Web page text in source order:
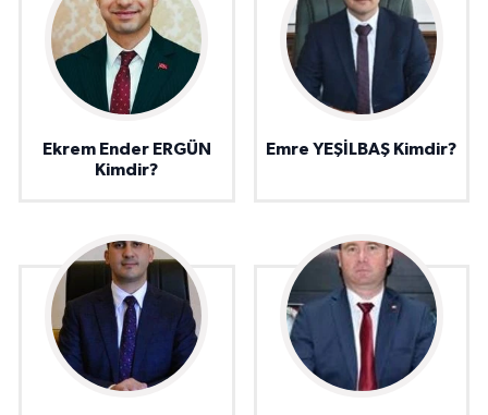
Ekrem Ender ERGÜN
Kimdir?
Emre YEŞİLBAŞ Kimdir?